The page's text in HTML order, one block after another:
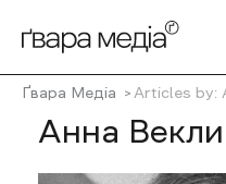
Ґвара Медіа Articles by:
Анна